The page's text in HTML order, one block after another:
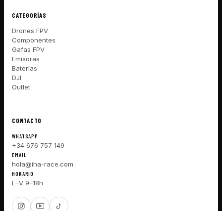
CATEGORÍAS
Drones FPV
Componentes
Gafas FPV
Emisoras
Baterías
DJI
Outlet
CONTACTO
WHATSAPP
+34 676 757 149
EMAIL
hola@iha-race.com
HORARIO
L–V 9–18h